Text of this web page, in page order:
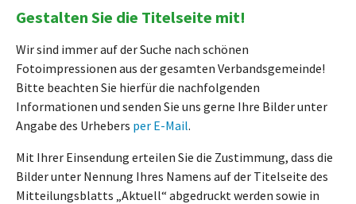
Gestalten Sie die Titelseite mit!
Wir sind immer auf der Suche nach schönen
Fotoimpressionen aus der gesamten Verbandsgemeinde!
Bitte beachten Sie hierfür die nachfolgenden
Informationen und senden Sie uns gerne Ihre Bilder unter
Angabe des Urhebers per E-Mail.
Mit Ihrer Einsendung erteilen Sie die Zustimmung, dass die
Bilder unter Nennung Ihres Namens auf der Titelseite des
Mitteilungsblatts „Aktuell“ abgedruckt werden sowie in